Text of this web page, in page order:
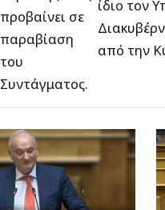
προβαίνει σε
παραβίαση
του
Συντάγματος.
ίδιο τον
από την